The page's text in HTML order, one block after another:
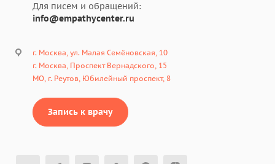
Для писем и обращений:
info@empathycenter.ru
г. Москва, ул. Малая Семёновская, 10
г. Москва, Проспект Вернадского, 15
МО, г. Реутов, Юбилейный проспект, 8
Запись к врачу